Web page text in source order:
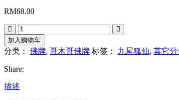
RM68.00
Quantity
加入购物车
分类： 佛牌, 哥木哥佛牌 标签： 九尾狐仙, 其它分
Share:
描述